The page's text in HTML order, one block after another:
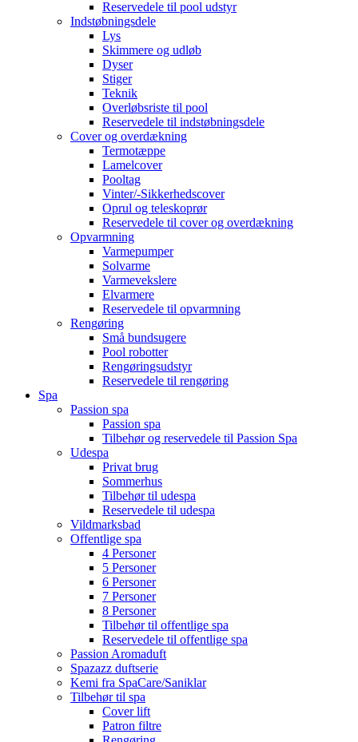
Reservedele til pool udstyr
Indstøbningsdele
Lys
Skimmere og udløb
Dyser
Stiger
Teknik
Overløbsriste til pool
Reservedele til indstøbningsdele
Cover og overdækning
Termotæppe
Lamelcover
Pooltag
Vinter/-Sikkerhedscover
Oprul og teleskoprør
Reservedele til cover og overdækning
Opvarmning
Varmepumper
Solvarme
Varmevekslere
Elvarmere
Reservedele til opvarmning
Rengøring
Små bundsugere
Pool robotter
Rengøringsudstyr
Reservedele til rengøring
Spa
Passion spa
Passion spa
Tilbehør og reservedele til Passion Spa
Udespa
Privat brug
Sommerhus
Tilbehør til udespa
Reservedele til udespa
Vildmarksbad
Offentlige spa
4 Personer
5 Personer
6 Personer
7 Personer
8 Personer
Tilbehør til offentlige spa
Reservedele til offentlige spa
Passion Aromaduft
Spazazz duftserie
Kemi fra SpaCare/Saniklar
Tilbehør til spa
Cover lift
Patron filtre